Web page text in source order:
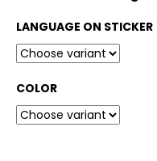
LANGUAGE ON STICKER
COLOR
W
e